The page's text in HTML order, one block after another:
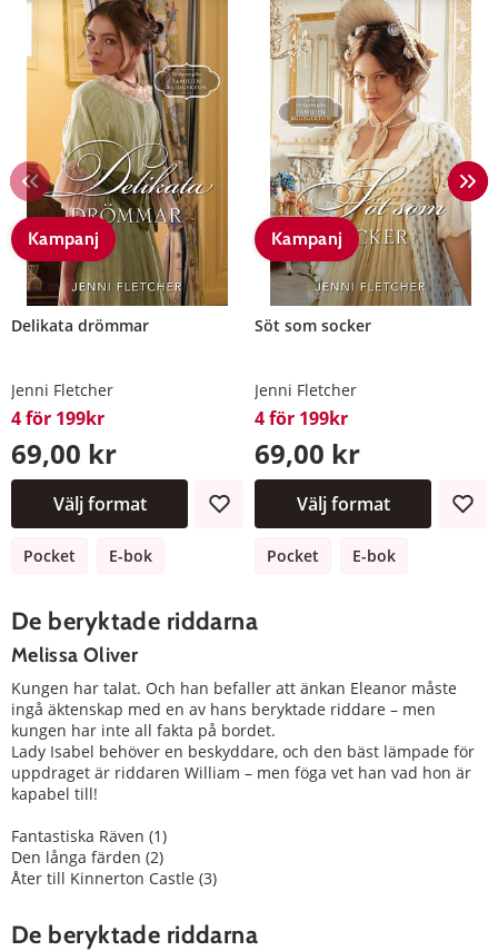
Kampanj
Delikata drömmar
Jenni Fletcher
4 för 199kr
69,00 kr
Välj format
Pocket E-bok
Kampanj
Söt som socker
Jenni Fletcher
4 för 199kr
69,00 kr
Välj format
Pocket E-bok
De beryktade riddarna
Melissa Oliver
Kungen har talat. Och han befaller att änkan Eleanor måste
ingå äktenskap med en av hans beryktade riddare – men
kungen har inte all fakta på bordet.
Lady Isabel behöver en beskyddare, och den bäst lämpade för
uppdraget är riddaren William – men föga vet han vad hon är
kapabel till!
Fantastiska Räven (1)
Den långa färden (2)
Åter till Kinnerton Castle (3)
De beryktade riddarna